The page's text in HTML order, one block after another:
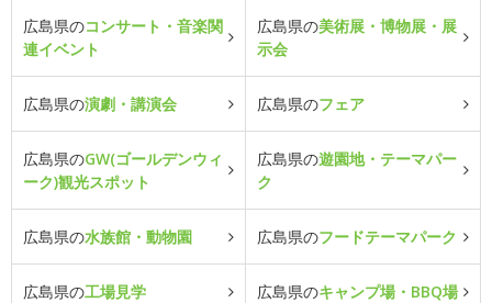
広島県のコンサート・音楽関
連イベント
広島県の美術展・博物展・展
示会
広島県の演劇・講演会 広島県のフェア
広島県のGW(ゴールデンウィ
ーク)観光スポット
広島県の遊園地・テーマパー
ク
広島県の水族館・動物園 広島県のフードテーマパーク
広島県の工場見学 広島県のキャンプ場・BBQ場